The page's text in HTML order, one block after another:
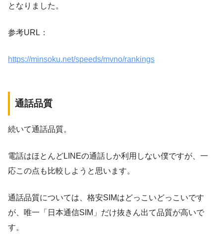
となりました。
参考URL：
https://minsoku.net/speeds/mvno/rankings
通話品質
続いて通話品質。
電話はほとんどLINEの通話しか利用しない僕ですが、一
応この点も比較しようと思います。
通話品質については、格安SIMはどっこいどっこいです
が、唯一「日本通信SIM」だけ抜きん出て品質が高いで
す。